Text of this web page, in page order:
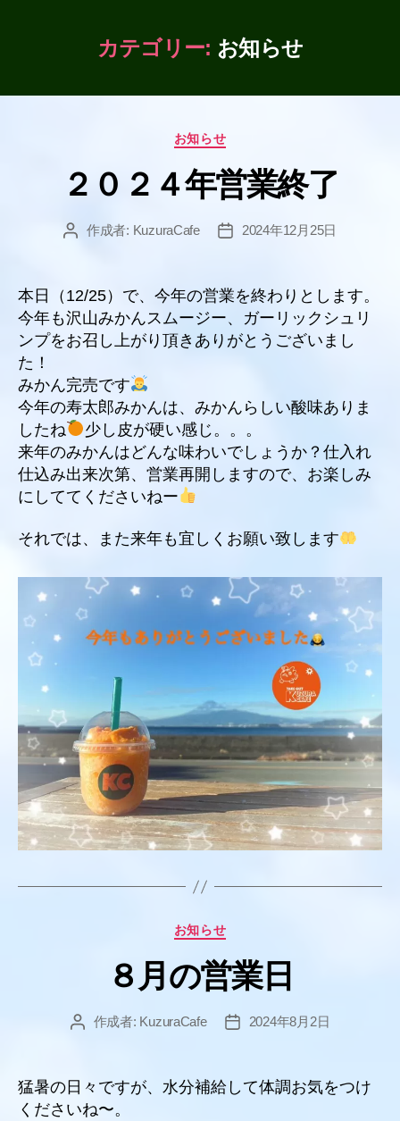
カテゴリー: お知らせ
カ
ゴ
リ
お知らせ
２０２４年営業終了
投 作成者: KuzuraCafe
投
2024年12月25日
本日（12/25）で、今年の営業を終わりとします。
今年も沢山みかんスムージー、ガーリックシュリ
ンプをお召し上がり頂きありがとうございまし
た！
みかん完売です
今年の寿太郎みかんは、みかんらしい酸味ありま
したね
少し皮が硬い感じ。。。
来年のみかんはどんな味わいでしょうか？仕入れ
仕込み出来次第、営業再開しますので、お楽しみ
にしててくださいねー
それでは、また来年も宜しくお願い致します
カ
ゴ
リ
お知らせ
８月の営業日
投 作成者: KuzuraCafe
投
2024年8月2日
猛暑の日々ですが、水分補給して体調お気をつけ
くださいね〜。